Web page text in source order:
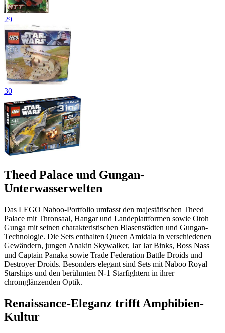
29
30
Theed Palace und Gungan-
Unterwasserwelten
Das LEGO Naboo-Portfolio umfasst den majestätischen Theed
Palace mit Thronsaal, Hangar und Landeplattformen sowie Otoh
Gunga mit seinen charakteristischen Blasenstädten und Gungan-
Technologie. Die Sets enthalten Queen Amidala in verschiedenen
Gewändern, jungen Anakin Skywalker, Jar Jar Binks, Boss Nass
und Captain Panaka sowie Trade Federation Battle Droids und
Destroyer Droids. Besonders elegant sind Sets mit Naboo Royal
Starships und den berühmten N-1 Starfightern in ihrer
chromglänzenden Optik.
Renaissance-Eleganz trifft Amphibien-
Kultur